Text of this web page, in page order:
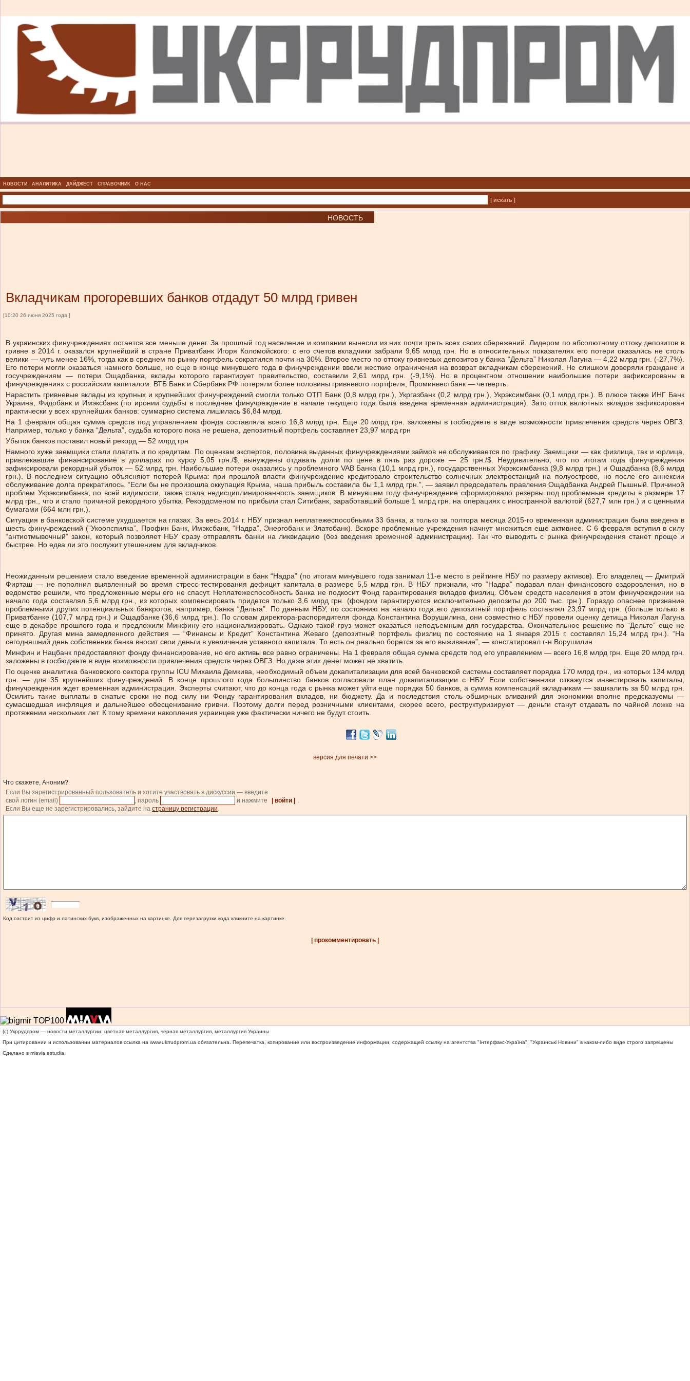
НОВОСТИ АНАЛИТИКА ДАЙДЖЕСТ СПРАВОЧНИК О НАС
| искать |
НОВОСТЬ
Вкладчикам прогоревших банков отдадут 50 млрд гривен
[10:20 26 июня 2025 года ]
В украинских финучреждениях остается все меньше денег. За прошлый год население и компании вынесли из них почти треть всех своих сбережений. Лидером по абсолютному оттоку депозитов в
гривне в 2014 г. оказался крупнейший в стране Приватбанк Игоря Коломойского: с его счетов вкладчики забрали 9,65 млрд грн. Но в относительных показателях его потери оказались не столь
велики — чуть менее 16%, тогда как в среднем по рынку портфель сократился почти на 30%. Второе место по оттоку гривневых депозитов у банка “Дельта” Николая Лагуна — 4,22 млрд грн. (-27,7%).
Его потери могли оказаться намного больше, но еще в конце минувшего года в финучреждении ввели жесткие ограничения на возврат вкладчикам сбережений. Не слишком доверяли граждане и
госучреждениям — потери Ощадбанка, вклады которого гарантирует правительство, составили 2,61 млрд грн. (-9,1%). Но в процентном отношении наибольшие потери зафиксированы в
финучреждениях с российским капиталом: ВТБ Банк и Сбербанк РФ потеряли более половины гривневого портфеля, Проминвестбанк — четверть.
Нарастить гривневые вклады из крупных и крупнейших финучреждений смогли только ОТП Банк (0,8 млрд грн.), Укргазбанк (0,2 млрд грн.), Укрэксимбанк (0,1 млрд грн.). В плюсе также ИНГ Банк
Украина, Фидобанк и Имэкс­банк (по иронии судьбы в последнее финучреждение в начале текущего года была введена временная администрация). Зато отток валютных вкладов зафиксирован
практически у всех крупнейших банков: суммарно система лишилась $6,84 млрд.
На 1 февраля общая сумма средств под управлением фонда составляла всего 16,8 млрд грн. Еще 20 млрд грн. заложены в госбюджете в виде возможности привлечения средств через ОВГЗ.
Например, только у банка “Дельта”, судьба которого пока не решена, депозитный портфель составляет 23,97 млрд грн
Убыток банков поставил новый рекорд — 52 млрд грн
Намного хуже заемщики стали платить и по кредитам. По оценкам экспертов, половина выданных финучреждениями займов не обслуживается по графику. Заемщики — как физлица, так и юрлица,
привлекавшие финансирование в долларах по курсу 5,05 грн./$, вынуждены отдавать долги по цене в пять раз дороже — 25 грн./$. Неудивительно, что по итогам года финучреждения
зафиксировали рекордный убыток — 52 млрд грн. Наибольшие потери оказались у проблемного VAB Банка (10,1 млрд грн.), государственных Укрэксимбанка (9,8 млрд грн.) и Ощадбанка (8,6 млрд
грн.). В последнем ситуацию объясняют потерей Крыма: при прошлой власти финучреждение кредитовало строительство солнечных электростанций на полуострове, но после его аннексии
обслуживание долга прекратилось. “Если бы не произошла оккупация Крыма, наша прибыль составила бы 1,1 млрд грн.”, — заявил председатель правления Ощадбанка Андрей Пышный. Причиной
проблем Укрэк­сим­банка, по всей видимости, также стала недисциплинированность заемщиков. В минувшем году фин­учреждение сформировало резервы под проблемные кредиты в размере 17
млрд грн., что и стало причиной рекордного убытка. Рекорд­сменом по прибыли стал Ситибанк, заработавший больше 1 млрд грн. на операциях с иностранной валютой (627,7 млн грн.) и с ценными
бумагами (664 млн грн.).
Ситуация в банковской системе ухудшается на глазах. За весь 2014 г. НБУ признал неплатежеспособными 33 банка, а только за полтора месяца 2015-го временная администрация была введена в
шесть финучреждений (”Укооп­спил­ка”, Профин Банк, Имэкс­банк, “Надра”, Энергобанк и Зла­то­банк). Вскоре проблемные уч­реж­дения начнут множиться еще активнее. С 6 февраля вступил в силу
“антиотмывочный” закон, который позволяет НБУ сразу отправлять банки на ликвидацию (без введения временной администрации). Так что выводить с рынка финучреждения станет проще и
быстрее. Но едва ли это послужит утешением для вкладчиков.
Неожиданным решением стало введение временной администрации в банк “Надра” (по итогам минувшего года занимал 11-е место в рейтинге НБУ по размеру активов). Его владелец — Дмитрий
Фирташ — не пополнил выявленный во время стресс-тестирования дефицит капитала в размере 5,5 млрд грн. В НБУ признали, что “Надра” подавал план финансового оздоровления, но в
ведомстве решили, что предложенные меры его не спасут. Неплатеже­спо­соб­ность банка не подкосит Фонд гарантирования вкладов физлиц. Объем средств населения в этом финучреждении на
начало года составлял 5,6 млрд грн., из которых компенсировать придется только 3,6 млрд грн. (фондом гарантируются исключительно депозиты до 200 тыс. грн.). Гораздо опаснее признание
проблемными других потенциальных банкротов, например, банка “Дель­та”. По данным НБУ, по со­стоянию на начало года его депозитный портфель составлял 23,97 млрд грн. (больше только в
Приватбанке (107,7 млрд грн.) и Ощадбанке (36,6 млрд грн.). По словам директора-распорядителя фонда Константина Вору­ши­лина, они совместно с НБУ провели оценку детища Николая Лагуна
еще в декабре прошлого года и предложили Минфину его национализировать. Однако такой груз может оказаться неподъемным для государства. Оконча­тель­ное решение по “Дельте” еще не
принято. Другая мина замедленного действия — “Финансы и Кре­дит” Константина Жеваго (депозитный портфель физлиц по состоянию на 1 января 2015 г. составлял 15,24 млрд грн.). “На
сегодняшний день собственник банка вносит свои деньги в увеличение уставного капитала. То есть он реально борется за его выживание”, — констатировал г-н Ворушилин.
Минфин и Нацбанк предоставляют фонду финансирование, но его активы все равно ограничены. На 1 февраля общая сумма средств под его управлением — всего 16,8 млрд грн. Еще 20 млрд грн.
заложены в госбюджете в виде возможности привлечения средств через ОВГЗ. Но даже этих денег может не хватить.
По оценке аналитика банковского сектора группы ICU Михаила Демкива, необходимый объем докапитализации для всей банковской системы составляет порядка 170 млрд грн., из которых 134 млрд
грн. — для 35 крупнейших финучреждений. В конце прошлого года большинство банков согласовали план докапитализации с НБУ. Если собственники откажутся инвестировать капиталы,
финучреждения ждет временная администрация. Эксперты считают, что до конца года с рынка может уйти еще порядка 50 банков, а сумма компенсаций вкладчикам — зашкалить за 50 млрд грн.
Осилить такие выплаты в сжатые сроки не под силу ни Фонду гарантирования вкладов, ни бюджету. Да и последствия столь обширных вливаний для экономики вполне предсказуемы —
сумасшедшая инфляция и дальнейшее обесценивание гривни. Поэтому долги перед розничными клиентами, скорее всего, реструктуризируют — деньги станут отдавать по чайной ложке на
протяжении нескольких лет. К тому времени накопления украинцев уже фактически ничего не будут стоить.
версия для печати >>
Что скажете, Аноним?
Если Вы зарегистрированный пользователь и хотите участвовать в дискуссии — введите
свой логин (email)
, пароль и нажмите | войти |
Если Вы еще не зарегистрировались, зайдите на страницу регистрации
Код состоит из цифр и латинских букв, изображенных на картинке. Для перезагрузки кода кликните на картинке.
| прокомментировать |
(c) Укррудпром — новости металлургии: цветная металлургия, черная металлургия, металлургия Украины
При цитировании и использовании материалов ссылка на www.ukrrudprom.ua обязательна. Перепечатка, копирование или воспроизведение информации, содержащей ссылку на агентства "Iнтерфакс-Україна", "Українськi Новини" в каком-либо виде строго запрещены
Сделано в miavia estudia.